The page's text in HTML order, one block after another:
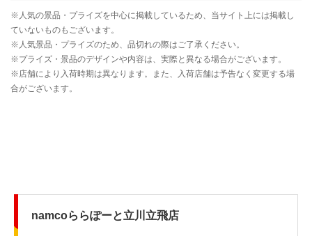
namcoららぽーと立川立飛店